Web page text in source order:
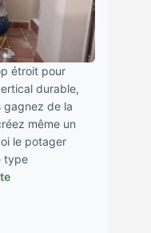
étroit pour
durable,
gagnez de la
même un
le potager
type